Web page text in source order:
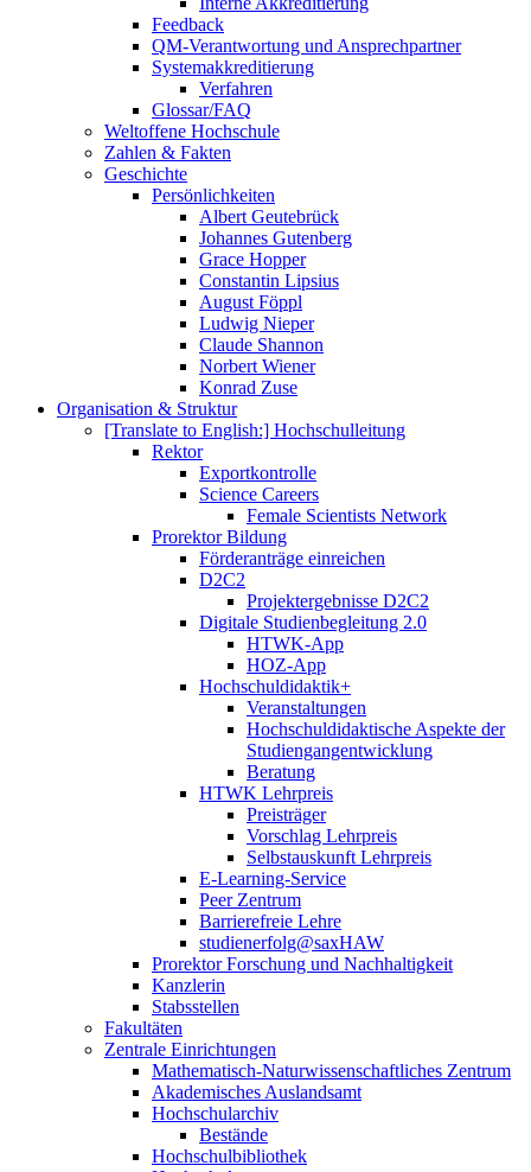
Feedback
QM-Verantwortung und Ansprechpartner
Systemakkreditierung
Verfahren
Glossar/FAQ
Weltoffene Hochschule
Zahlen & Fakten
Geschichte
Persönlichkeiten
Albert Geutebrück
Johannes Gutenberg
Grace Hopper
Constantin Lipsius
August Föppl
Ludwig Nieper
Claude Shannon
Norbert Wiener
Konrad Zuse
Organisation & Struktur
[Translate to English:] Hochschulleitung
Rektor
Exportkontrolle
Science Careers
Female Scientists Network
Prorektor Bildung
Förderanträge einreichen
D2C2
Projektergebnisse D2C2
Digitale Studienbegleitung 2.0
HTWK-App
HOZ-App
Hochschuldidaktik+
Veranstaltungen
Hochschuldidaktische Aspekte der
Studiengangentwicklung
Beratung
HTWK Lehrpreis
Preisträger
Vorschlag Lehrpreis
Selbstauskunft Lehrpreis
E-Learning-Service
Peer Zentrum
Barrierefreie Lehre
studienerfolg@saxHAW
Prorektor Forschung und Nachhaltigkeit
Kanzlerin
Stabsstellen
Fakultäten
Zentrale Einrichtungen
Mathematisch-Naturwissenschaftliches Zentrum
Akademisches Auslandsamt
Hochschularchiv
Bestände
Hochschulbibliothek